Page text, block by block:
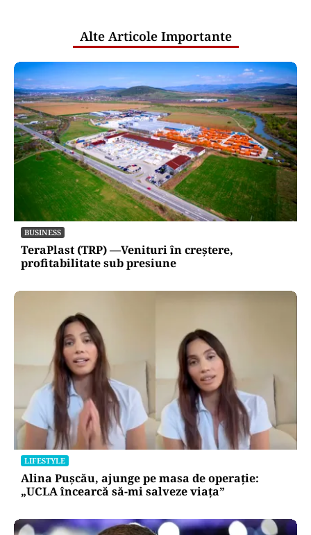
Alte Articole Importante
BUSINESS
TeraPlast (TRP) —Venituri în creștere,
profitabilitate sub presiune
LIFESTYLE
Alina Pușcău, ajunge pe masa de operație:
„UCLA încearcă să-mi salveze viața”